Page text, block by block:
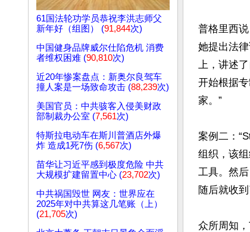
61国法轮功学员恭祝李洪志师父
新年好（组图） (91,844次)
中国健身品牌威尔仕陷危机 消费
者维权困难 (90,810次)
近20年惨案盘点：新奥尔良驾车
撞人案是一场致命攻击 (88,239次)
美国官员：中共骇客入侵美财政
部制裁办公室 (7,561次)
特斯拉电动车在斯川普酒店外爆
炸 造成1死7伤 (6,567次)
苗华让习近平感到极度危险 中共
大规模扩建留置中心 (23,702次)
中共祸国毁世 网友：世界应在
2025年对中共算这几笔账（上）
(21,705次)
普格里西
她提出法
上，讲述
开始根据
家。”
案例二：
组织，该
工具。然
随后就收
众所周知